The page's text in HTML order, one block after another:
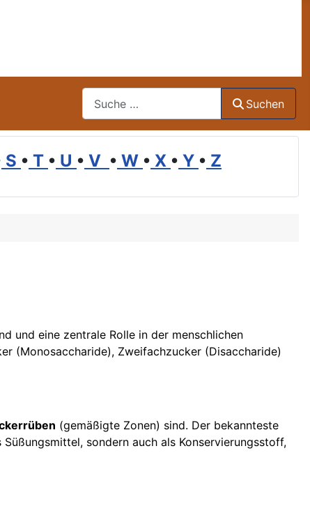
Suchen
S • T • U • V • W • X • Y • Z
und eine zentrale Rolle in der menschlichen
(Monosaccharide), Zweifachzucker (Disaccharide)
(gemäßigte Zonen) sind. Der bekannteste
sondern auch als Konservierungsstoff,